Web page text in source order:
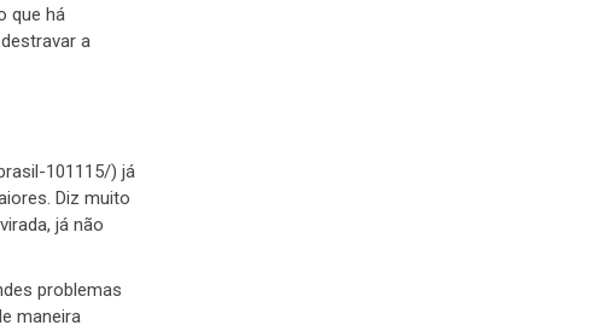
que há
a
101115/) já
Diz muito
já não
problemas
maneira